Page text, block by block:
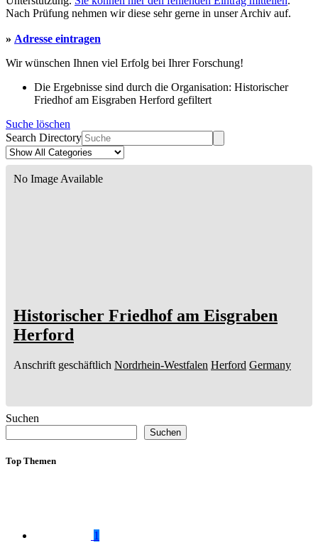
Nach Prüfung nehmen wir diese sehr gerne in unser Archiv auf.
» Adresse eintragen
Wir wünschen Ihnen viel Erfolg bei Ihrer Forschung!
Die Ergebnisse sind durch die Organisation: Historischer
Friedhof am Eisgraben Herford gefiltert
Suche löschen
Search Directory
No Image Available
Historischer Friedhof am Eisgraben
Herford
Anschrift geschäftlich Nordrhein-Westfalen Herford Germany
Suchen
Suchen
Top Themen
1